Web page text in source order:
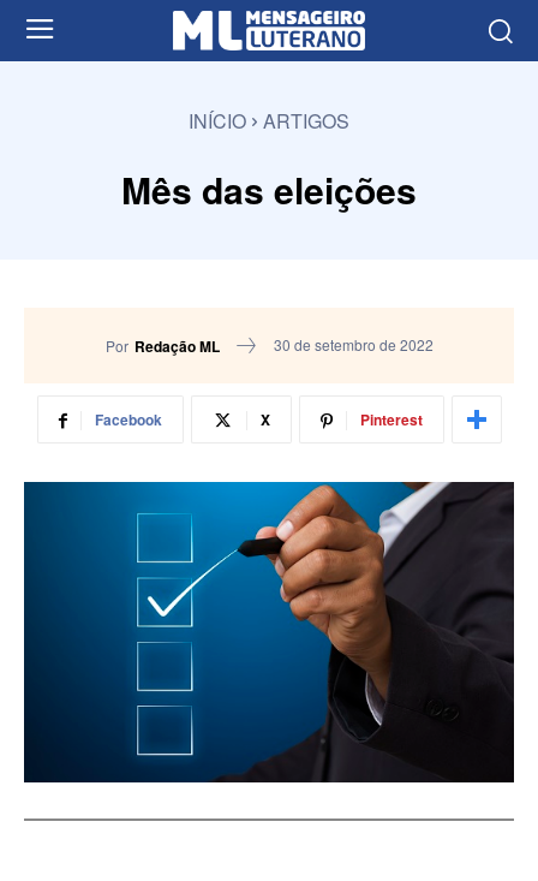
INÍCIO ARTIGOS
Mês das eleições
Por Redação ML 30 de setembro de 2022
Facebook X Pinterest